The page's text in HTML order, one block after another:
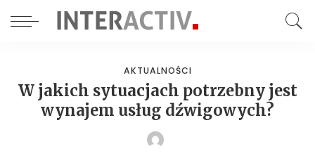
AKTUALNOŚCI
W jakich sytuacjach potrzebny jest
wynajem usług dźwigowych?